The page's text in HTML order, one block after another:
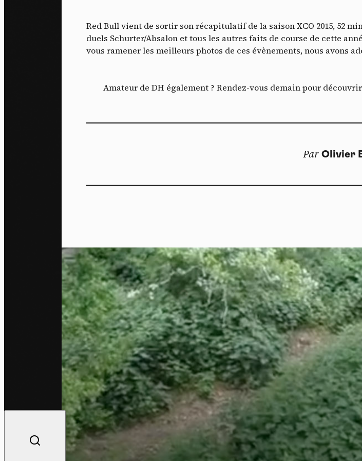
Red Bull vient de sortir son récapitulatif de la saison XCO 2015, 52
duels Schurter/Absalon et tous les autres faits de course de cette
vous ramener les meilleurs photos de ces évènements, nous avons
Amateur de DH également ? Rendez-vous demain pour
Par Olivier
Je
Autoriser Interdire
YouTube interdit -Ce